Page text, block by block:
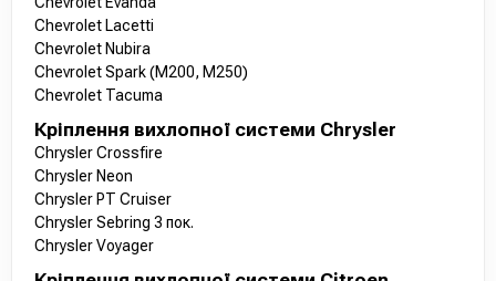
Chevrolet Lacetti
Chevrolet Nubira
Chevrolet Spark (M200, M250)
Chevrolet Tacuma
Кріплення вихлопної системи Chrysler
Chrysler Crossfire
Chrysler Neon
Chrysler PT Cruiser
Chrysler Sebring 3 пок.
Chrysler Voyager